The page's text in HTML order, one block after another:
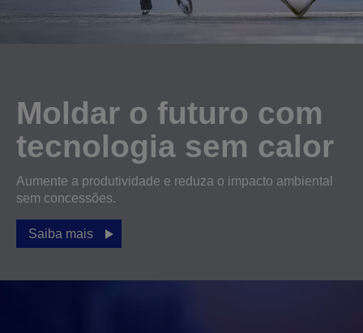
Moldar o futuro com
tecnologia sem calor
Aumente a produtividade e reduza o impacto ambiental
sem concessões.
Saiba mais